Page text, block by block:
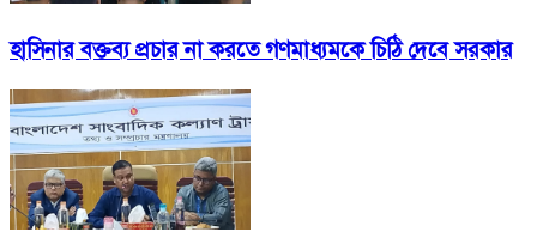
হাসিনার বক্তব্য প্রচার না করতে গণমাধ্যমকে চিঠি দেবে সরকার